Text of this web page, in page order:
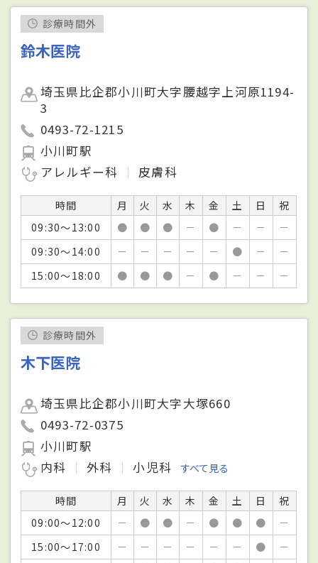
診療時間外
鈴木医院
埼玉県比企郡小川町大字腰越字上河原1194-
3
0493-72-1215
小川町駅
アレルギー科
皮膚科
時間 月 火 水 木 金 土 日
祝
09:30～13:00
● ● ● － ● － －
－
09:30～14:00
－ － － － － ● －
－
15:00～18:00
● ● ● － ● － － －
診療時間外
木下医院
埼玉県比企郡小川町大字大塚660
0493-72-0375
小川町駅
内科
外科 小児科 すべて見る
時間 月 火 水 木 金 土 日
祝
09:00～12:00
－ ● ● － ● ● ●
－
15:00～17:00
－ － － － － － ●
－